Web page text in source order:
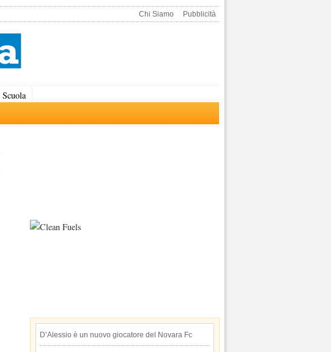
Chi Siamo Pubblicità
Scuola
D’Alessio è un nuovo giocatore del Novara Fc